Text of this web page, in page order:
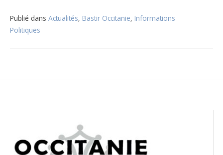
Publié dans Actualités, Bastir Occitanie, Informations
Politiques